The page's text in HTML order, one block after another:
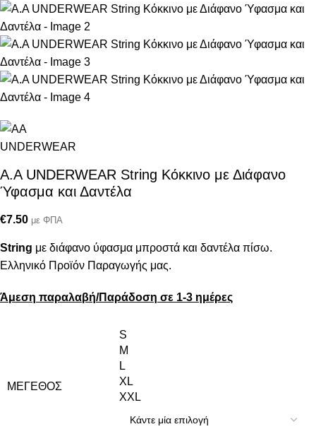
A.A UNDERWEAR String Κόκκινο με Διάφανο
Ύφασμα και Δαντέλα
€7.50 με ΦΠΑ
String με διάφανο ύφασμα μπροστά και δαντέλα πίσω.
Ελληνικό Προϊόν Παραγωγής μας.
Άμεση παραλαβή/Παράδοση σε 1-3 ημέρες
ΜΈΓΕΘΟΣ
S
M
L
XL
XXL